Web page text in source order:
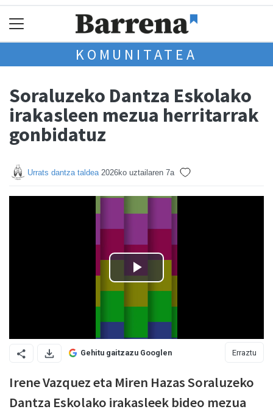
KOMUNITATEA
Soraluzeko Dantza Eskolako
irakasleen mezua herritarrak
gonbidatuz
Urrats dantza taldea 2026ko uztailaren 7a
Gehitu gaitzazu Googlen Erraztu
Irene Vazquez eta Miren Hazas Soraluzeko
Dantza Eskolako irakasleek bideo mezua